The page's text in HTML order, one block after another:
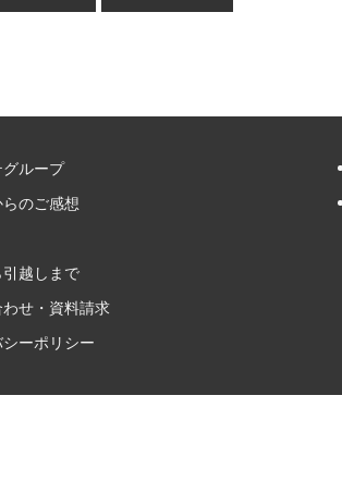
グループ
のご感想
越しまで
わせ・資料請求
ーポリシー